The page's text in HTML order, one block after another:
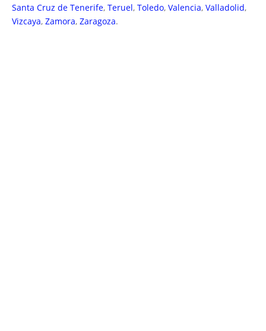
Santa Cruz de Tenerife, Teruel, Toledo, Valencia, Valladolid,
Vizcaya, Zamora, Zaragoza.